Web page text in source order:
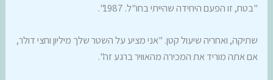
"בטח, זו הפעם היחידה שהייתי בחו"ל. 1987".
שתיקה, ואחריה שיעול קטן. "אני מציע על השטר שלך מיליון וחצי דולר,
אם אתה מוריד את המכירה מהאוויר ברגע זה".